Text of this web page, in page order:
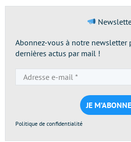
Abonnez-vous à notre newsletter
dernières actus par mail !
e-
mail
*
Politique de confidentialité